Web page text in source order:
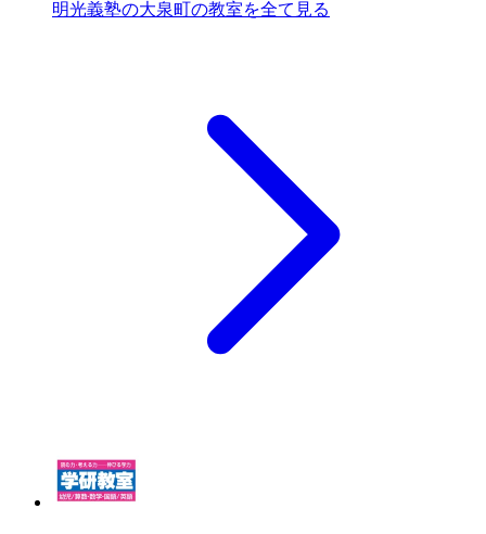
明光義塾の大泉町の教室を全て見る